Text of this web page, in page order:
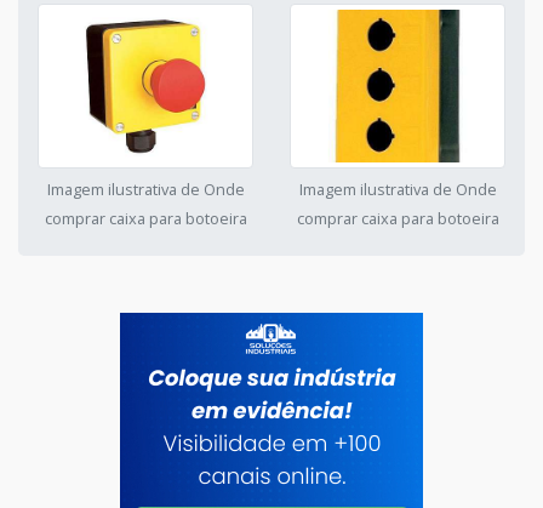
Imagem ilustrativa de Onde
comprar caixa para botoeira
Imagem ilustrativa de Onde
comprar caixa para botoeira